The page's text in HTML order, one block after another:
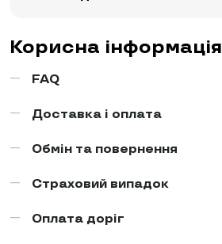
Корисна інформація
FAQ
Доставка і оплата
Обмін та повернення
Страховий випадок
Оплата доріг